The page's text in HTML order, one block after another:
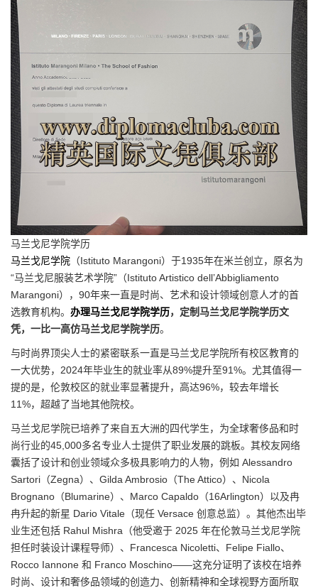
马兰戈尼学院学历
马兰戈尼学院 （Istituto Marangoni）于1935年在米兰创立，原名为
“马兰戈尼服装艺术学院”（Istituto Artistico dell’Abbigliamento
Marangoni），90年来一直是时尚、艺术和设计领域创意人才的首
选教育机构。 办理马兰戈尼学院学历，定制马兰戈尼学院学历文
凭，一比一高仿马兰戈尼学院学历。
与时尚界顶尖人士的紧密联系一直是马兰戈尼学院所有校区教育的
一大优势，2024年毕业生的就业率从89%提升至91%。尤其值得一
提的是，伦敦校区的就业率显著提升，高达96%，较去年增长
11%，超越了当地其他院校。
马兰戈尼学院已培养了来自五大洲的四代学生，为全球奢侈品和时
尚行业的45,000多名专业人士提供了职业发展的跳板。其校友网络
囊括了设计和创业领域众多极具影响力的人物，例如 Alessandro
Sartori（Zegna）、Gilda Ambrosio（The Attico）、Nicola
Brognano（Blumarine）、Marco Capaldo（16Arlington）以及冉
冉升起的新星 Dario Vitale（现任 Versace 创意总监）。其他杰出毕
业生还包括 Rahul Mishra（他受邀于 2025 年在伦敦马兰戈尼学院
担任时装设计课程导师）、Francesca Nicoletti、Felipe Fiallo、
Rocco Iannone 和 Franco Moschino——这充分证明了该校在培养
时尚、设计和奢侈品领域的创造力、创新精神和全球视野方面所取